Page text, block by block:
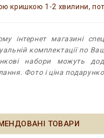
кришкою 1-2 хвилини,
інтернет магазині
комплектації по
набори можуть
Фото і ціна
ТОВАРИ